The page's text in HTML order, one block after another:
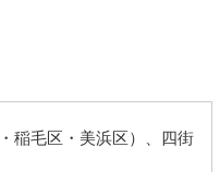
稲毛区・美浜区）、四街